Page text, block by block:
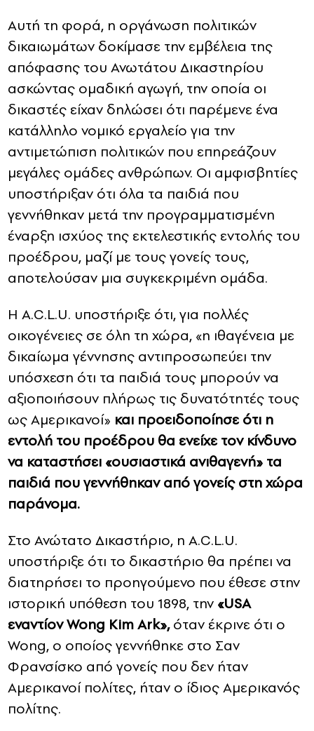
Αυτή τη φορά, η οργάνωση πολιτικών
δικαιωμάτων δοκίμασε την εμβέλεια της
απόφασης του Ανωτάτου Δικαστηρίου
ασκώντας ομαδική αγωγή, την οποία οι
δικαστές είχαν δηλώσει ότι παρέμενε ένα
κατάλληλο νομικό εργαλείο για την
αντιμετώπιση πολιτικών που επηρεάζουν
μεγάλες ομάδες ανθρώπων. Οι αμφισβητίες
υποστήριξαν ότι όλα τα παιδιά που
γεννήθηκαν μετά την προγραμματισμένη
έναρξη ισχύος της εκτελεστικής εντολής του
προέδρου, μαζί με τους γονείς τους,
αποτελούσαν μια συγκεκριμένη ομάδα.
Η A.C.L.U. υποστήριξε ότι, για πολλές
οικογένειες σε όλη τη χώρα, «η ιθαγένεια με
δικαίωμα γέννησης αντιπροσωπεύει την
υπόσχεση ότι τα παιδιά τους μπορούν να
αξιοποιήσουν πλήρως τις δυνατότητές τους
ως Αμερικανοί» και προειδοποίησε ότι η
εντολή του προέδρου θα ενείχε τον κίνδυνο
να καταστήσει «ουσιαστικά ανιθαγενή» τα
παιδιά που γεννήθηκαν από γονείς στη χώρα
παράνομα.
Στο Ανώτατο Δικαστήριο, η A.C.L.U.
υποστήριξε ότι το δικαστήριο θα πρέπει να
διατηρήσει το προηγούμενο που έθεσε στην
ιστορική υπόθεση του 1898, την «USA
εναντίον Wong Kim Ark»,όταν έκρινε ότι ο
Wong, ο οποίος γεννήθηκε στο Σαν
Φρανσίσκο από γονείς που δεν ήταν
Αμερικανοί πολίτες, ήταν ο ίδιος Αμερικανός
πολίτης.